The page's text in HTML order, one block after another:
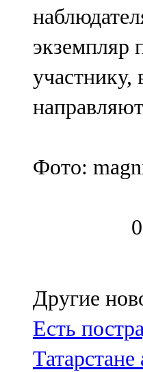
экземпляр
участнику,
Фото:
0
Другие
Есть
Татарстане